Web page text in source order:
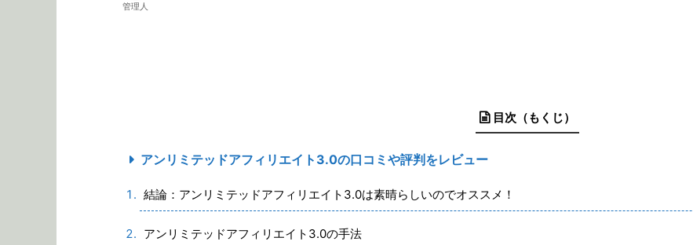
管理人
目次（もくじ）
アンリミテッドアフィリエイト3.0の口コミや評判をレビュー
結論：アンリミテッドアフィリエイト3.0は素晴らしいのでオススメ！
アンリミテッドアフィリエイト3.0の手法